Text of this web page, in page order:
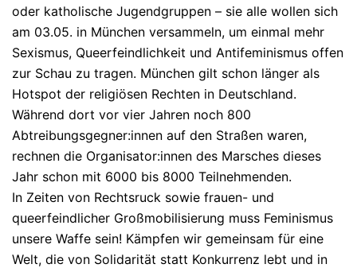
oder katholische Jugendgruppen – sie alle wollen sich
am 03.05. in München versammeln, um einmal mehr
Sexismus, Queerfeindlichkeit und Antifeminismus offen
zur Schau zu tragen. München gilt schon länger als
Hotspot der religiösen Rechten in Deutschland.
Während dort vor vier Jahren noch 800
Abtreibungsgegner:innen auf den Straßen waren,
rechnen die Organisator:innen des Marsches dieses
Jahr schon mit 6000 bis 8000 Teilnehmenden.
In Zeiten von Rechtsruck sowie frauen- und
queerfeindlicher Großmobilisierung muss Feminismus
unsere Waffe sein! Kämpfen wir gemeinsam für eine
Welt, die von Solidarität statt Konkurrenz lebt und in